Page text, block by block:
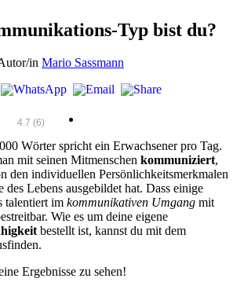
Typ bist du?
in Mario Sassmann
4.7 (6)
Wörter spricht ein Erwachsener pro Tag.
mit seinen Mitmenschen kommuniziert,
den individuellen Persönlichkeitsmerkmalen
des Lebens ausgebildet hat. Dass einige
talentiert im kommunikativen Umgang mit
Wie es um deine eigene
bestellt ist, kannst du mit dem
Ergebnisse zu sehen!